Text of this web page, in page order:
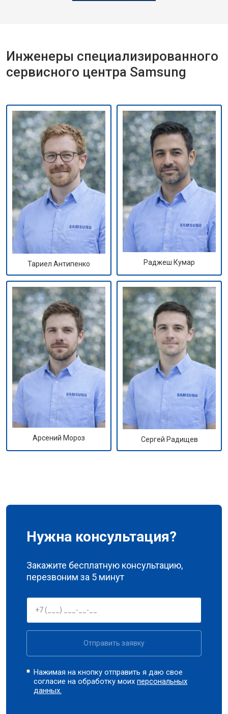
Инженеры специализированного
сервисного центра Samsung
Тариел Антипенко Раджеш Кумар
Арсений Мороз Сергей Радищев
Нужна консультация?
Закажите бесплатную консультацию,
перезвоним за 5 минут
Отправить заявку
Нажимая на кнопку отправить я даю свое
согласие на обработку моихперсональных
данных.